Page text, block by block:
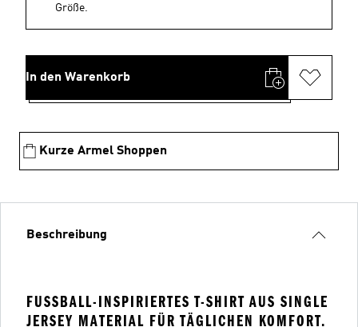
Größe.
In den Warenkorb
Kurze Armel Shoppen
Beschreibung
FUSSBALL-INSPIRIERTES T-SHIRT AUS SINGLE J
ERSEY MATERIAL FÜR TÄGLICHEN KOMFORT.